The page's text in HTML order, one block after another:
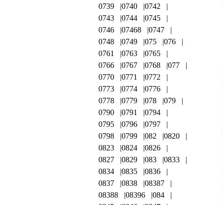
0739
0740
0742
0743
0744
0745
0746
07468
0747
0748
0749 075
076
0761
0763
0765
0766
0767 0768
077
0770
0771
0772
0773
0774
0776
0778
0779 078
079
0790
0791
0794
0795
0796
0797
0798
0799 082
0820
0823
0824
0826
0827
0829 083
0833
0834
0835
0836
0837
0838
08387
08388
08396
084